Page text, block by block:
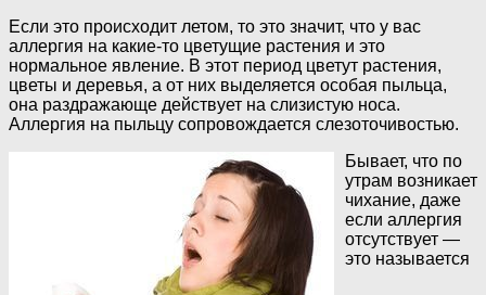
Если это происходит летом, то это значит, что у вас
аллергия на какие-то цветущие растения и это
нормальное явление. В этот период цветут растения,
цветы и деревья, а от них выделяется особая пыльца,
она раздражающе действует на слизистую носа.
Аллергия на пыльцу сопровождается слезоточивостью.
Бывает, что по
утрам возникает
чихание, даже
если аллергия
отсутствует —
это называется